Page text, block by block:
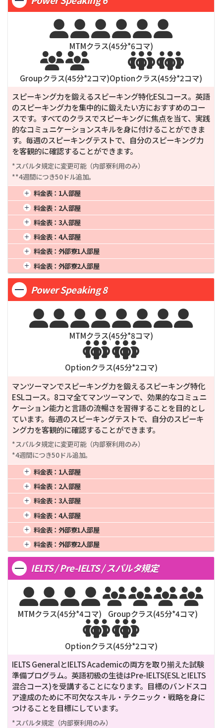
3週間
1,811
12週間
6,390
24週間
12,780

MTMクラス(45分*6コマ)

Groupクラス(45分*2コマ)

Optionクラス(45分*2コマ)
スピーキング力を鍛えるスピーキング特化ESLコース。英語
のスピーキング力を集中的に鍛えたい方におすすめのコー
スです。すべてのクラスでスピーキングに焦点を当て、実践
的なコミュニケーションスキルを身に付けることができま
す。毎週のスピーキングテストで、自分のスピーキング力
を客観的に確認することができます。
*スパルタ規定に変更可能（内部寮利用のみ）
**4週間につき50ドル追加。
料金表： 1人部屋
1週間
1,028
2週間
1,671
3週間
2,185
8週間
5,140
12週間
7,710
20週間
12,850
24週間
15,420
料金表： 2人部屋
1週間
884
2週間
1,437
3週間
1,879
8週間
4,420
12週間
6,630
20週間
11,050
24週間
13,260
料金表： 3人部屋
1週間
848
2週間
1,378
3週間
1,802
8週間
4,240
12週間
6,360
20週間
10,600
24週間
12,720
料金表： 4人部屋
1週間
828
2週間
1,346
3週間
1,760
4週間
8週間
4,140
12週間
6,360
20週間
10,350
24週間
12,420
料金表： 外部寮1人部屋
1週間
1,088
2週間
1,768
3週間
2,312
4週間
8週間
5,440
12週間
20週間
13,600
料金表： 外部寮2人部屋
1週間
928
2週間
1,508
3週間
1,972
4週間
2,320
8週間
12週間
6,960
16週間
9,280
24週間
13,920
Power Speaking 8

MTMクラス(45分*8コマ)

Optionクラス(45分*2コマ)
マンツーマンでスピーキング力を鍛えるスピーキング特化
ESLコース。8コマ全てマンツーマンで、効果的なコミュニ
ケーション能力と言語の流暢さを習得することを目的とし
ています。毎週のスピーキングテストで、自分のスピーキ
ング力を客観的に確認することができます。
*スパルタ規定に変更可能（内部寮利用のみ）
*4週間につき50ドル追加。
料金表： 1人部屋
1週間
1,100
2週間
1,788
3週間
2,338
8週間
5,500
12週間
8,250
20週間
13,750
24週間
16,500
料金表： 2人部屋
1週間
956
2週間
1,554
3週間
2,032
8週間
4,780
12週間
7,170
20週間
11,950
24週間
14,340
料金表： 3人部屋
1週間
920
2週間
1,495
3週間
1,955
8週間
4,600
12週間
6,900
20週間
11,500
24週間
13,800
料金表： 4人部屋
1週間
900
2週間
1,463
3週間
1,913
4週間
8週間
4,500
12週間
6,900
20週間
11,250
24週間
13,500
料金表： 外部寮1人部屋
1週間
1,160
2週間
1,885
3週間
2,465
4週間
8週間
5,800
12週間
8,700
20週間
14,500
24週間
料金表： 外部寮2人部屋
1週間
1,000
2週間
1,625
3週間
2,125
4週間
2,500
8週間
5,000
12週間
7,500
16週間
10,000
20週間
24週間
15,000
IELTS / Pre-IELTS / スパルタ規定

MTMクラス(45分*4コマ)

Groupクラス(45分*4コマ)

Optionクラス(45分*2コマ)
IELTS GeneralとIELTS Academicの両方を取り揃えた試験
準備プログラム。英語初級の生徒はPre-IELTS(ESLとIELTS
混合コース)を受講することになります。目標のバンドスコ
ア達成のために不可欠なスキル・テクニック・戦略を身に
つけることを目標にしています。
*スパルタ規定（内部寮利用のみ）